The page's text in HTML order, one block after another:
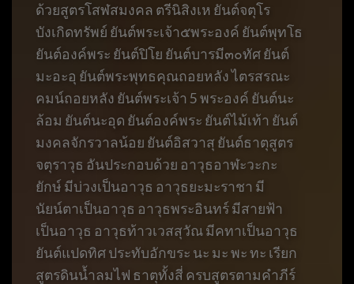
ด้วยสูตรโสฬสมงคล ตรีนิสิงเห ยันต์จตุโร
บังเกิดทรัพย์ ยันต์พระเจ้า๕พระองค์ ยันต์พุทโธ
ยันต์องค์พระ ยันต์ปิโย ยันต์บารมี๓๐ทัศ ยันต์
มะอะอุ ยันต์พระพุทธคุณถอยหลัง ไตรสรณะ
คมน์ถอยหลัง ยันต์พระเจ้า 5 พระองค์ ยันต์นะ
ล้อม ยันต์นะอุด ยันต์องค์พระ ยันต์ไม้เท้า ยันต์
มงคลจักรวาลน้อย ยันต์อิสวาสุ ยันต์ธาตุสูตร
จตุราวุธ อันประกอบด้วย อาวุธอาฬะวะกะ
ยักษ์ มีบ่วงเป็นอาวุธ อาวุธยะมะราชา มี
นัยน์ตาเป็นอาวุธ อาวุธพระอินทร์ มีสายฟ้า
เป็นอาวุธ อาวุธท้าวเวสสุวัณ มีคทาเป็นอาวุธ
ยันต์แปดทิศ ประทับอักขระ นะ มะ พะ ทะ เรียก
สูตรดินน้ำลมไฟ ธาตุทั้งสี่ ครบสูตรตามคำภีร์